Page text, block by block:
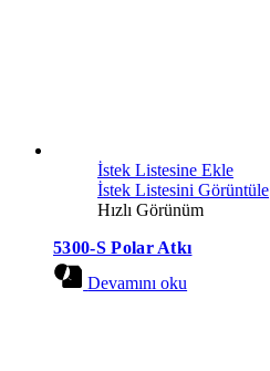
İstek Listesine Ekle
İstek Listesini Görüntüle
Hızlı Görünüm
5300-S Polar Atkı
Devamını oku